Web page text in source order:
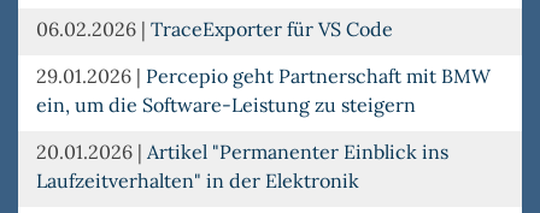
06.02.2026 | TraceExporter für VS Code
29.01.2026 | Percepio geht Partnerschaft mit BMW
ein, um die Software-Leistung zu steigern
20.01.2026 | Artikel "Permanenter Einblick ins
Laufzeitverhalten" in der Elektronik